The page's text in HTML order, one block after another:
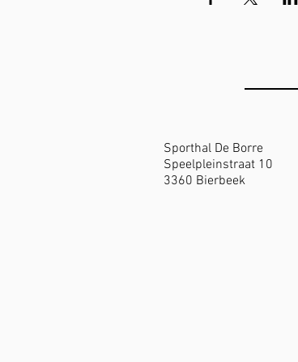
Sporthal De Borre
Speelpleinstraat 10
3360 Bierbeek